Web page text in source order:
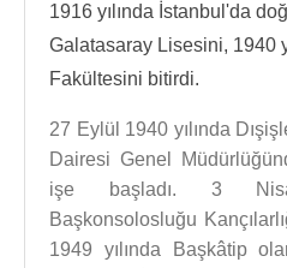
1916 yılında İstanbul'da
Galatasaray Lisesini, 1940
Fakültesini bitirdi.
27 Eylül 1940 yılında
Dairesi Genel
işe başladı. 3
Başkonsolosluğu
1949 yılında Başkâtip